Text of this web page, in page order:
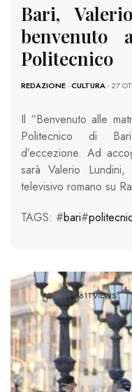
Bari,
benvenuto
Politecnico
REDAZIONE-CULTURA- 27
Il “Benvenuto alle
Politecnico di
d’eccezione. Ad
sarà Valerio
televisivo romano su
TAGS: #bari#
1611 VIEWS